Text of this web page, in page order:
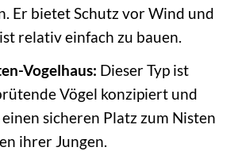
Er bietet Schutz vor Wind und
relativ einfach zu bauen.
Vogelhaus: Dieser Typ ist
Vögel konzipiert und
sicheren Platz zum Nisten
ihrer Jungen.